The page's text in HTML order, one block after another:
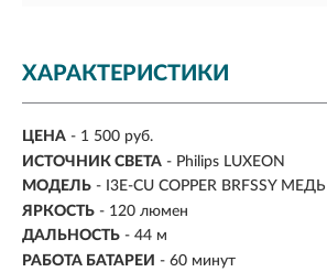
ХАРАКТЕРИСТИКИ
ЦЕНА - 1 500 руб.
ИСТОЧНИК СВЕТА - Philips LUXEON
МОДЕЛЬ - I3E-CU COPPER BRFSSY МЕДЬ
ЯРКОСТЬ - 120 люмен
ДАЛЬНОСТЬ - 44 м
РАБОТА БАТАРЕИ - 60 минут